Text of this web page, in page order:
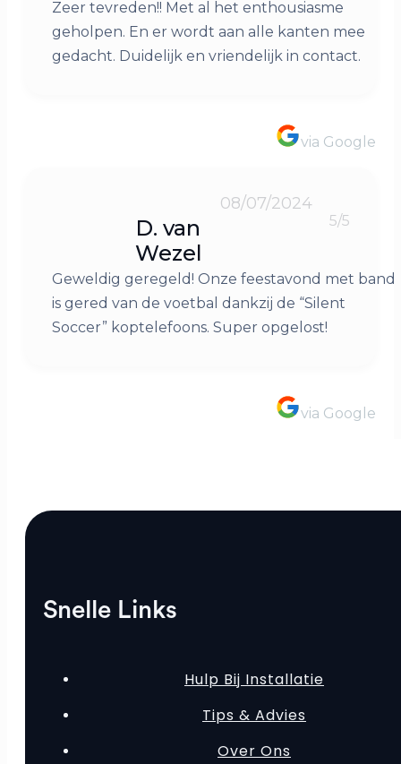
Zeer tevreden!! Met al het enthousiasme
geholpen. En er wordt aan alle kanten mee
gedacht. Duidelijk en vriendelijk in contact.
via Google
D. van
Wezel
08/07/2024
5/5
Geweldig geregeld! Onze feestavond met band
is gered van de voetbal dankzij de “Silent
Soccer” koptelefoons. Super opgelost!
via Google
Snelle Links
Hulp Bij Installatie
Tips & Advies
Over Ons